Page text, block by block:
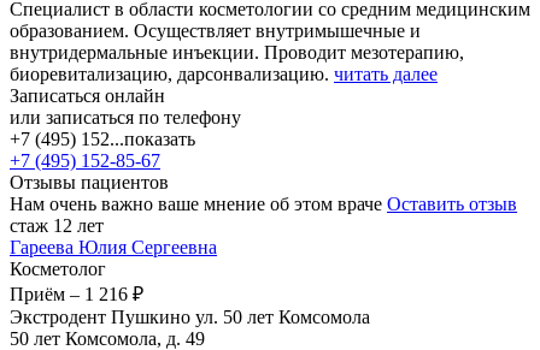
Специалист в области косметологии со средним медицинским
образованием. Осуществляет внутримышечные и
внутридермальные инъекции. Проводит мезотерапию,
биоревитализацию, дарсонвализацию. читать далее
Записаться онлайн
или записаться по телефону
+7 (495) 152...показать
+7 (495) 152-85-67
Отзывы пациентов
Нам очень важно ваше мнение об этом враче Оставить отзыв
стаж 12 лет
Гареева Юлия Сергеевна
Косметолог
Приём – 1 216 ₽
Экстродент Пушкино ул. 50 лет Комсомола
50 лет Комсомола, д. 49